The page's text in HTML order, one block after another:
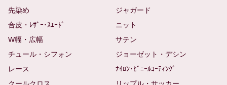
先染め
ジャガード
合皮・ﾚｻﾞｰ･ｽｴｰﾄﾞ
ニット
W幅・広幅
サテン
チュール・シフォン
ジョーゼット・デシン
レース
ﾅｲﾛﾝ･ﾋﾞﾆｰﾙｺｰﾃｨﾝｸﾞ
クールクロス
リップル・サッカー